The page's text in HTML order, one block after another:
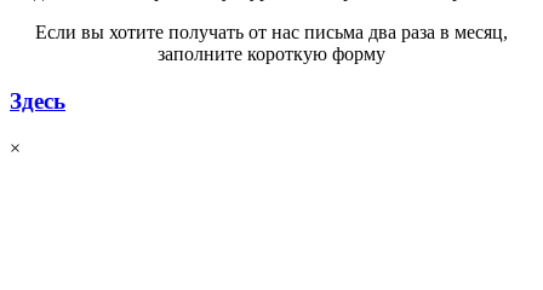
Если вы хотите получать от нас письма два раза в месяц,
заполните короткую форму
Здесь
×